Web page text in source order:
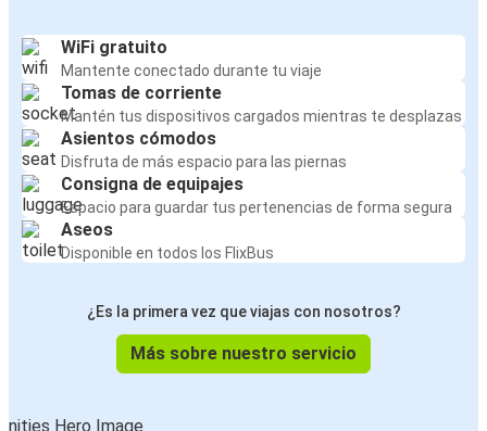
WiFi gratuito
Mantente conectado durante tu viaje
Tomas de corriente
Mantén tus dispositivos cargados mientras te desplazas
Asientos cómodos
Disfruta de más espacio para las piernas
Consigna de equipajes
Espacio para guardar tus pertenencias de forma segura
Aseos
Disponible en todos los FlixBus
¿Es la primera vez que viajas con nosotros?
Más sobre nuestro servicio